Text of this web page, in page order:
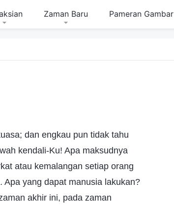
Zaman Baru Pameran Gambar
dan engkau pun tidak tahu
kendali-Ku! Apa maksudnya
atau kemalangan setiap orang
yang dapat manusia lakukan?
akhir ini, pada zaman